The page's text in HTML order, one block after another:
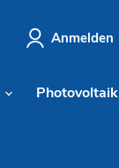
Anmelden
Photovoltaik